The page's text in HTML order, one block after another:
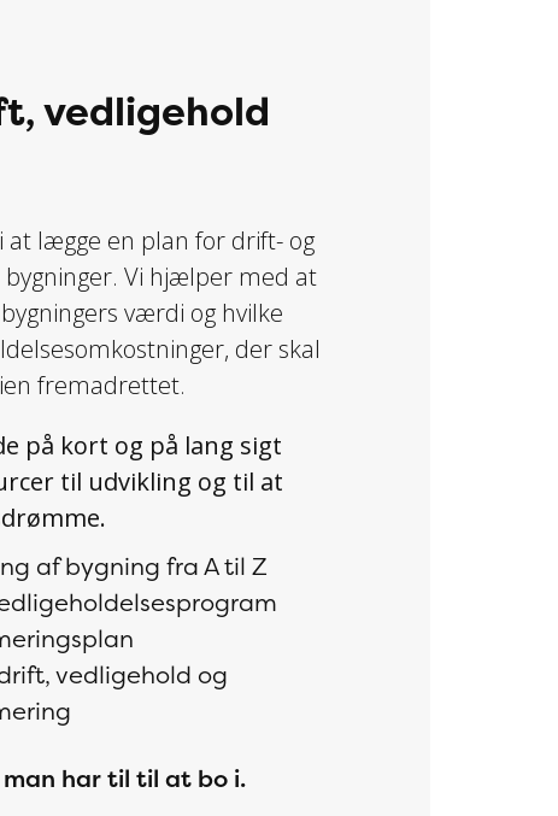
vedligehold
at lægge en plan for drift- og
Vi hjælper med at
værdi og hvilke
der skal
fremadrettet.
på kort og på lang sigt
til udvikling og til at
af bygning fra A til Z
vedligehold og
har til til at bo i.